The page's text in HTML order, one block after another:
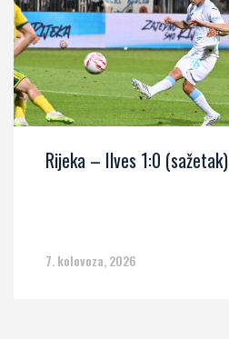
Rijeka – Ilves 1:0 (sažetak)
7. kolovoza, 2026